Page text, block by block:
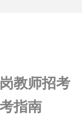
教师招考
指南